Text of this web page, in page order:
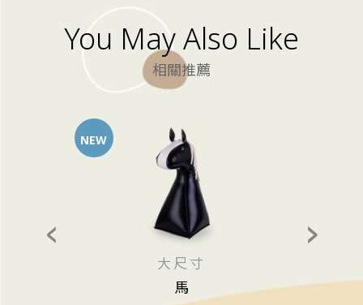
You May Also Like
相關推薦
大尺寸
馬
NEW